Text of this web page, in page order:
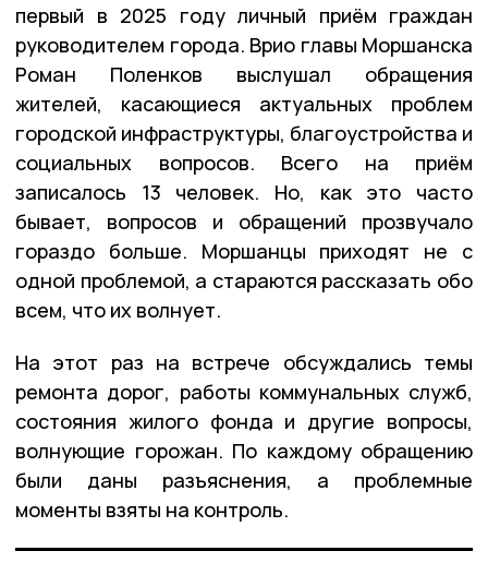
первый в 2025 году личный приём граждан
руководителем города. Врио главы Моршанска
Роман Поленков выслушал обращения
жителей, касающиеся актуальных проблем
городской инфраструктуры, благоустройства и
социальных вопросов. Всего на приём
записалось 13 человек. Но, как это часто
бывает, вопросов и обращений прозвучало
гораздо больше. Моршанцы приходят не с
одной проблемой, а стараются рассказать обо
всем, что их волнует.
На этот раз на встрече обсуждались темы
ремонта дорог, работы коммунальных служб,
состояния жилого фонда и другие вопросы,
волнующие горожан. По каждому обращению
были даны разъяснения, а проблемные
моменты взяты на контроль.